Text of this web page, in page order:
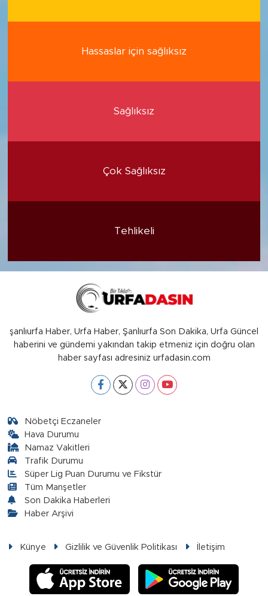
Hassaslar için sağlıksız
Sağlıksız
Çok Sağlıksız
Tehlikeli
şanlıurfa Haber, Urfa Haber, Şanlıurfa Son Dakika, Urfa Güncel
haberini ve gündemi yakından takip etmeniz için doğru olan
haber sayfası adresiniz urfadasin.com
Nöbetçi Eczaneler
Hava Durumu
Namaz Vakitleri
Trafik Durumu
Süper Lig Puan Durumu ve Fikstür
Tüm Manşetler
Son Dakika Haberleri
Haber Arşivi
Künye Gizlilik ve Güvenlik Politikası İletişim